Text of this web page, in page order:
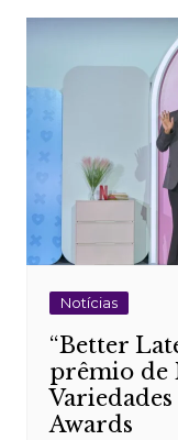
Notícias
“Better
prêmio de
Awards